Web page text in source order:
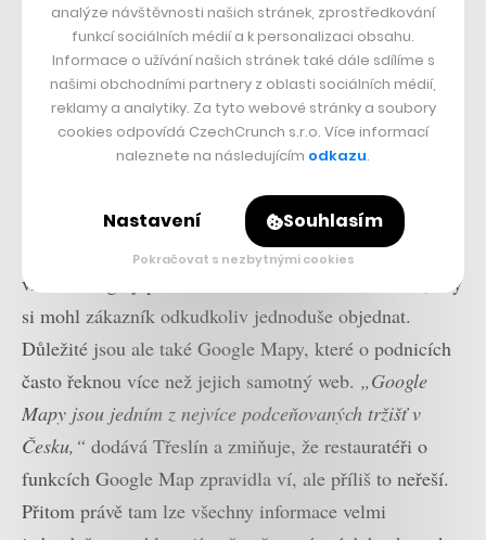
Storyous nyní v rámci OneMenu.cz nabízí restauracím i
vlastní widgety pro umístění na web či sociální sítě, aby
si mohl zákazník odkudkoliv jednoduše objednat.
Důležité jsou ale také Google Mapy, které o podnicích
často řeknou více než jejich samotný web. „Google
Mapy jsou jedním z nejvíce podceňovaných tržišť v
Česku,“ dodává Třeslín a zmiňuje, že restauratéři o
funkcích Google Map zpravidla ví, ale příliš to neřeší.
Přitom právě tam lze všechny informace velmi
analýze návštěvnosti našich stránek, zprostředkování
funkcí sociálních médií a k personalizaci obsahu.
Informace o užívání našich stránek také dále sdílíme s
našimi obchodními partnery z oblasti sociálních médií,
reklamy a analytiky. Za tyto webové stránky a soubory
cookies odpovídá CzechCrunch s.r.o. Více informací
naleznete na následujícím odkazu.
Nastavení Souhlasím
Pokračovat s nezbytnými cookies